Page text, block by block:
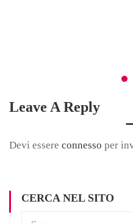
Leave A Reply
Devi essere connesso per
CERCA NEL SITO